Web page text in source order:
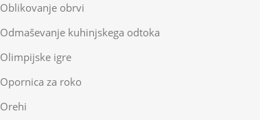
Oblikovanje obrvi
Odmaševanje kuhinjskega odtoka
Olimpijske igre
Opornica za roko
Orehi